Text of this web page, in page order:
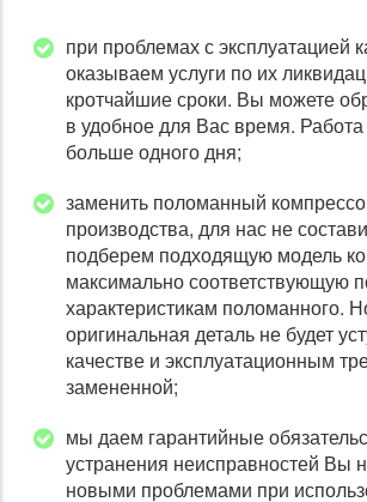
при проблемах с эксплуатацией
оказываем услуги по их
кротчайшие сроки. Вы можете
в удобное для Вас время.
больше одного дня;
заменить поломанный
производства, для нас не
подберем подходящую модель
максимально соответствующую
характеристикам поломанного.
оригинальная деталь не будет
качестве и эксплуатационным
замененной;
мы даем гарантийные
устранения неисправностей Вы
новыми проблемами при